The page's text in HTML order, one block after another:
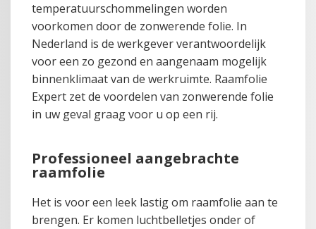
temperatuurschommelingen worden
voorkomen door de zonwerende folie. In
Nederland is de werkgever verantwoordelijk
voor een zo gezond en aangenaam mogelijk
binnenklimaat van de werkruimte. Raamfolie
Expert zet de voordelen van zonwerende folie
in uw geval graag voor u op een rij.
Professioneel aangebrachte
raamfolie
Het is voor een leek lastig om raamfolie aan te
brengen. Er komen luchtbelletjes onder of